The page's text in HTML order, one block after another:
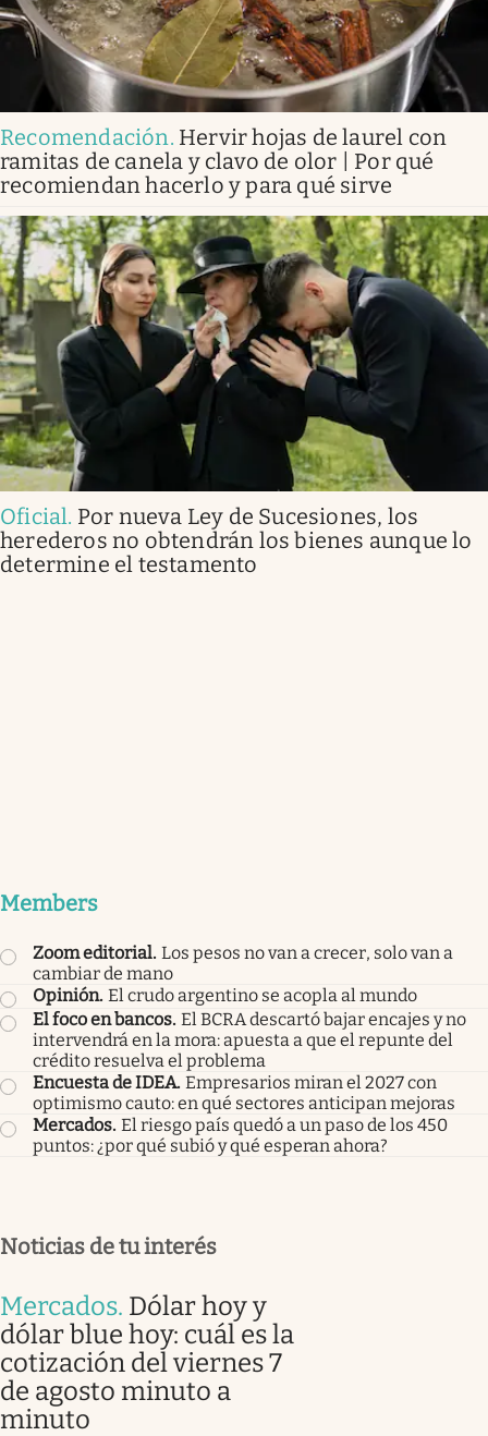
Recomendación. Hervir hojas de laurel con
ramitas de canela y clavo de olor | Por qué
recomiendan hacerlo y para qué sirve
Oficial. Por nueva Ley de Sucesiones, los
herederos no obtendrán los bienes aunque lo
determine el testamento
Members
Zoom editorial. Los pesos no van a crecer, solo van a
cambiar de mano
Opinión. El crudo argentino se acopla al mundo
El foco en bancos. El BCRA descartó bajar encajes y no
intervendrá en la mora: apuesta a que el repunte del
crédito resuelva el problema
Encuesta de IDEA. Empresarios miran el 2027 con
optimismo cauto: en qué sectores anticipan mejoras
Mercados. El riesgo país quedó a un paso de los 450
puntos: ¿por qué subió y qué esperan ahora?
Noticias de tu interés
Mercados. Dólar hoy y
dólar blue hoy: cuál es la
cotización del viernes 7
de agosto minuto a
minuto